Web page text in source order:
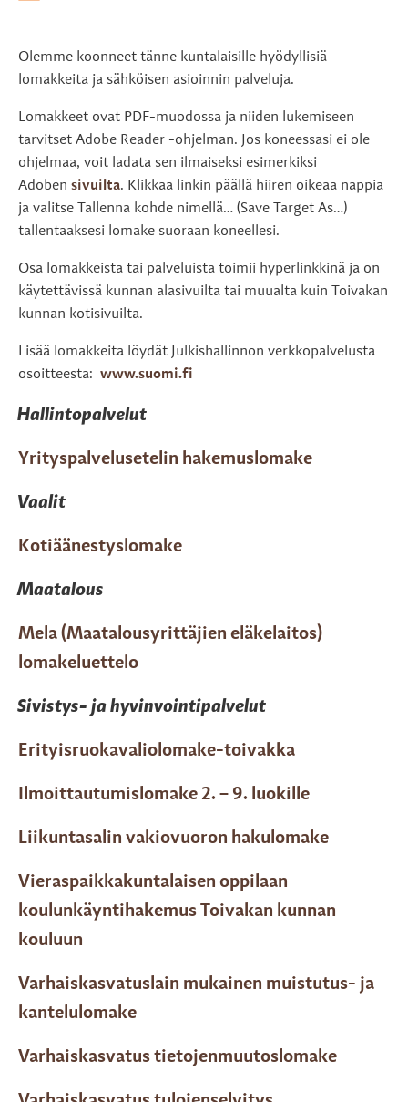
Olemme koonneet tänne kuntalaisille hyödyllisiä
lomakkeita ja sähköisen asioinnin palveluja.
Lomakkeet ovat PDF-muodossa ja niiden lukemiseen
tarvitset Adobe Reader -ohjelman. Jos koneessasi ei ole
ohjelmaa, voit ladata sen ilmaiseksi esimerkiksi
Adoben sivuilta. Klikkaa linkin päällä hiiren oikeaa nappia
ja valitse Tallenna kohde nimellä… (Save Target As…)
tallentaaksesi lomake suoraan koneellesi.
Osa lomakkeista tai palveluista toimii hyperlinkkinä ja on
käytettävissä kunnan alasivuilta tai muualta kuin Toivakan
kunnan kotisivuilta.
Lisää lomakkeita löydät Julkishallinnon verkkopalvelusta
osoitteesta: www.suomi.fi
Hallintopalvelut
Yrityspalvelusetelin hakemuslomake
Vaalit
Kotiäänestyslomake
Maatalous
Mela (Maatalousyrittäjien eläkelaitos)
lomakeluettelo
Sivistys- ja hyvinvointipalvelut
Erityisruokavaliolomake-toivakka
Ilmoittautumislomake 2. – 9. luokille
Liikuntasalin vakiovuoron hakulomake
Vieraspaikkakuntalaisen oppilaan
koulunkäyntihakemus Toivakan kunnan
kouluun
Varhaiskasvatuslain mukainen muistutus- ja
kantelulomake
Varhaiskasvatus tietojenmuutoslomake